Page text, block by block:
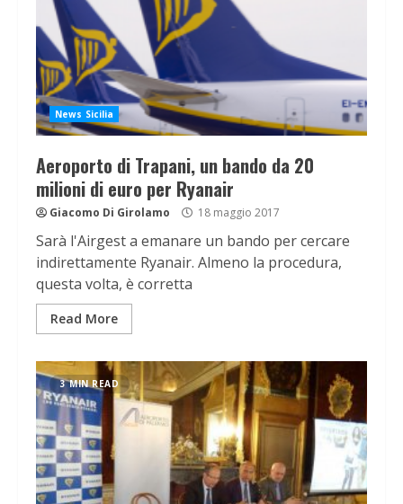
News Sicilia
Aeroporto di Trapani, un bando da 20
milioni di euro per Ryanair
Giacomo Di Girolamo 18 maggio 2017
Sarà l'Airgest a emanare un bando per cercare
indirettamente Ryanair. Almeno la procedura,
questa volta, è corretta
Read More
3 MIN READ